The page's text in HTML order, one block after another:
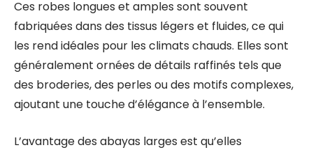
Ces robes longues et amples sont souvent
fabriquées dans des tissus légers et fluides, ce qui
les rend idéales pour les climats chauds. Elles sont
généralement ornées de détails raffinés tels que
des broderies, des perles ou des motifs complexes,
ajoutant une touche d’élégance à l’ensemble.
L’avantage des abayas larges est qu’elles